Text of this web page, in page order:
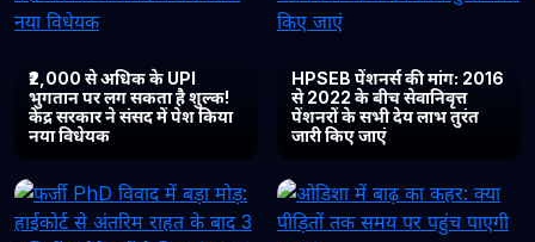
₹2,000 से अधिक के UPI
भुगतान पर लग सकता है शुल्क!
केंद्र सरकार ने संसद में पेश किया
नया विधेयक
HPSEB पेंशनर्स की मांग: 2016
से 2022 के बीच सेवानिवृत्त
पेंशनरों के सभी देय लाभ तुरंत
जारी किए जाएं